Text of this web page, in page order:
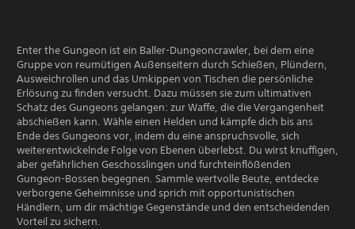
Enter the Gungeon ist ein Baller-Dungeoncrawler, bei dem eine
Gruppe von reumütigen Außenseitern durch Schießen, Plündern,
Ausweichrollen und das Umkippen von Tischen die persönliche
Erlösung zu finden versucht. Dazu müssen sie zum ultimativen
Schatz des Gungeons gelangen: zur Waffe, die die Vergangenheit
abschießen kann. Wähle einen Helden und kämpfe dich bis ans
Ende des Gungeons vor, indem du eine anspruchsvolle, sich
weiterentwickelnde Folge von Ebenen überlebst. Du wirst knuffigen,
aber gefährlichen Geschosslingen und furchteinflößenden
Gungeon-Bossen begegnen. Sammle wertvolle Beute, entdecke
verborgene Geheimnisse und sprich mit opportunistischen
Händlern, um dir mächtige Gegenstände und den entscheidenden
Vorteil zu sichern.